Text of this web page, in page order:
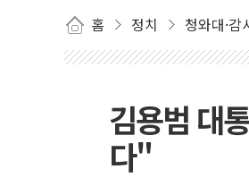
홈 정치 청와대·감
김용범 대
다"